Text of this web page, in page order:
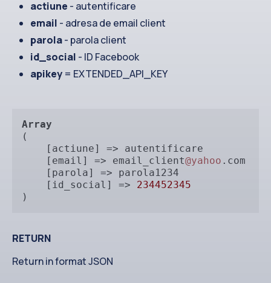
actiune - autentificare
email - adresa de email client
parola- parola client
id_social - ID Facebook
apikey = EXTENDED_API_KEY
Array
(
    [email] => email_client
@yahoo .com
    [id_social] =>
234452345
)
RETURN
Return in format JSON